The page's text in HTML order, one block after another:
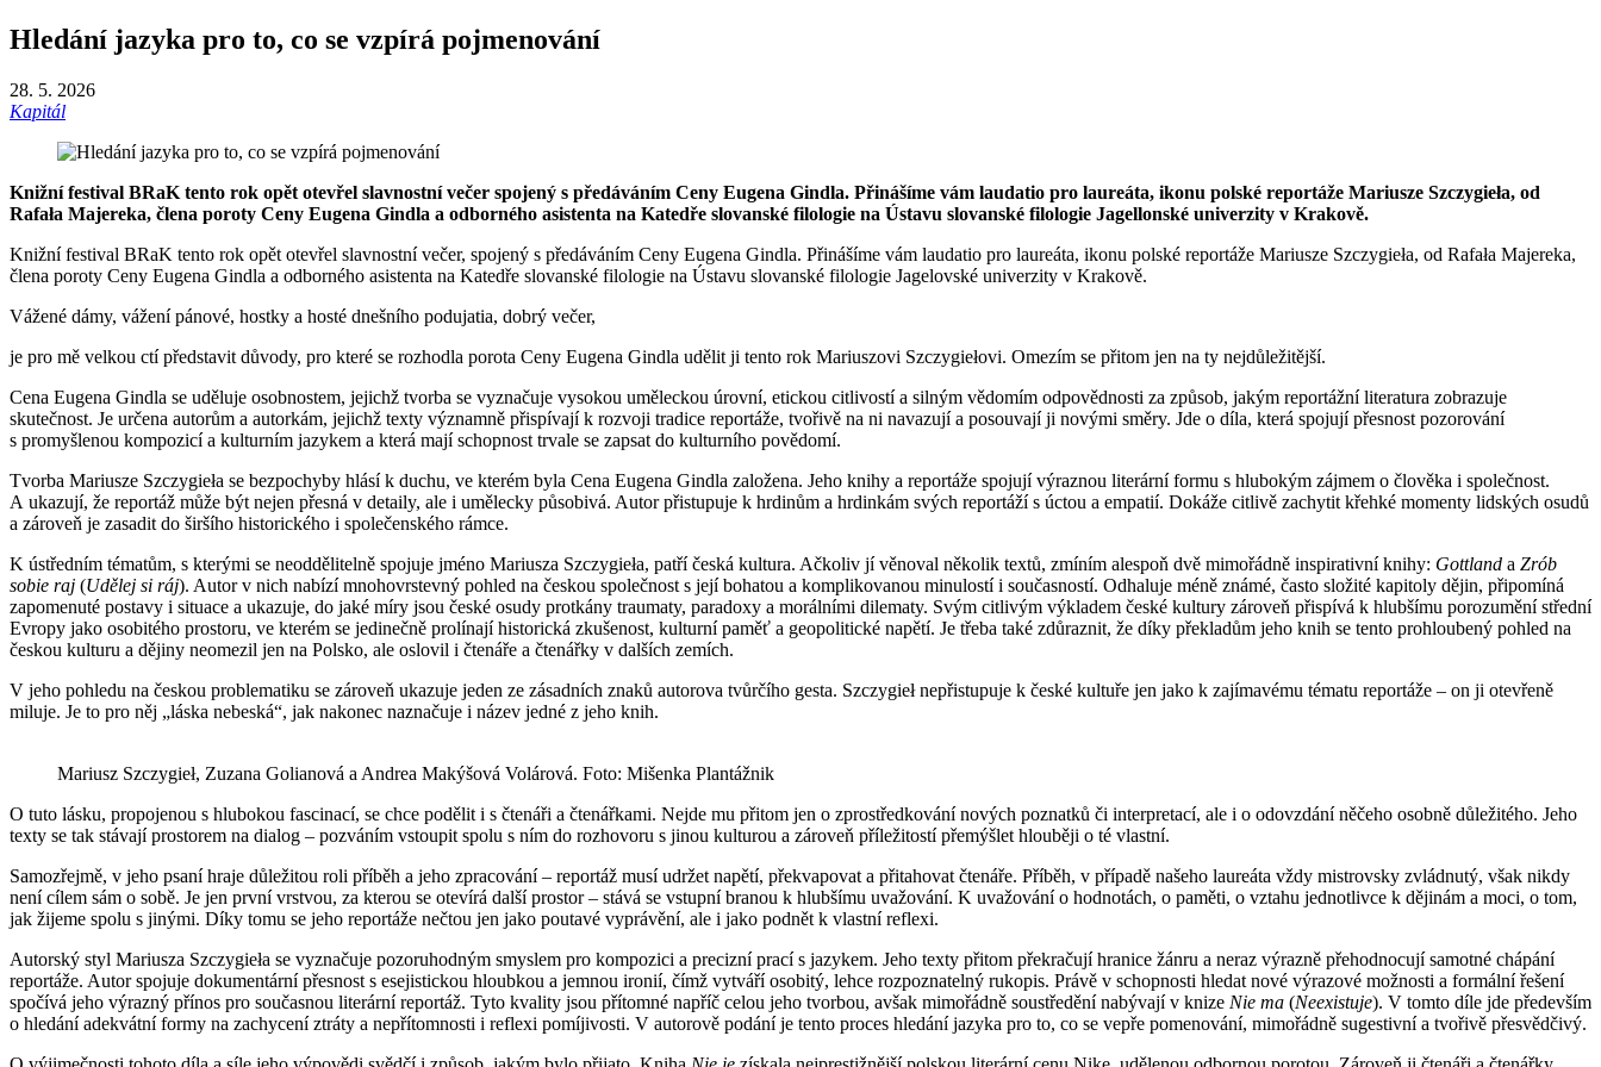
Hledání jazyka pro to, co se vzpírá pojmenování
28. 5. 2026
Kapitál
Knižní festival BRaK tento rok opět otevřel slavnostní večer spojený s předáváním Ceny Eugena Gindla. Přinášíme vám laudatio pro laureáta, ikonu polské reportáže Mariusze Szczygieła, od
Rafała Majereka, člena poroty Ceny Eugena Gindla a odborného asistenta na Katedře slovanské filologie na Ústavu slovanské filologie Jagellonské univerzity v Krakově.
Knižní festival BRaK tento rok opět otevřel slavnostní večer, spojený s předáváním Ceny Eugena Gindla. Přinášíme vám laudatio pro laureáta, ikonu polské reportáže Mariusze Szczygieła, od Rafała Majereka,
člena poroty Ceny Eugena Gindla a odborného asistenta na Katedře slovanské filologie na Ústavu slovanské filologie Jagelovské univerzity v Krakově.
Vážené dámy, vážení pánové, hostky a hosté dnešního podujatia, dobrý večer,
je pro mě velkou ctí představit důvody, pro které se rozhodla porota Ceny Eugena Gindla udělit ji tento rok Mariuszovi Szczygiełovi. Omezím se přitom jen na ty nejdůležitější.
Cena Eugena Gindla se uděluje osobnostem, jejichž tvorba se vyznačuje vysokou uměleckou úrovní, etickou citlivostí a silným vědomím odpovědnosti za způsob, jakým reportážní literatura zobrazuje
skutečnost. Je určena autorům a autorkám, jejichž texty významně přispívají k rozvoji tradice reportáže, tvořivě na ni navazují a posouvají ji novými směry. Jde o díla, která spojují přesnost pozorování
s promyšlenou kompozicí a kulturním jazykem a která mají schopnost trvale se zapsat do kulturního povědomí.
Tvorba Mariusze Szczygieła se bezpochyby hlásí k duchu, ve kterém byla Cena Eugena Gindla založena. Jeho knihy a reportáže spojují výraznou literární formu s hlubokým zájmem o člověka i společnost.
A ukazují, že reportáž může být nejen přesná v detaily, ale i umělecky působivá. Autor přistupuje k hrdinům a hrdinkám svých reportáží s úctou a empatií. Dokáže citlivě zachytit křehké momenty lidských osudů
a zároveň je zasadit do širšího historického i společenského rámce.
K ústředním tématům, s kterými se neoddělitelně spojuje jméno Mariusza Szczygieła, patří česká kultura. Ačkoliv jí věnoval několik textů, zmíním alespoň dvě mimořádně inspirativní knihy: Gottland a Zrób
sobie raj (Udělej si ráj). Autor v nich nabízí mnohovrstevný pohled na českou společnost s její bohatou a komplikovanou minulostí i současností. Odhaluje méně známé, často složité kapitoly dějin, připomíná
zapomenuté postavy i situace a ukazuje, do jaké míry jsou české osudy protkány traumaty, paradoxy a morálními dilematy. Svým citlivým výkladem české kultury zároveň přispívá k hlubšímu porozumění střední
Evropy jako osobitého prostoru, ve kterém se jedinečně prolínají historická zkušenost, kulturní paměť a geopolitické napětí. Je třeba také zdůraznit, že díky překladům jeho knih se tento prohloubený pohled na
českou kulturu a dějiny neomezil jen na Polsko, ale oslovil i čtenáře a čtenářky v dalších zemích.
V jeho pohledu na českou problematiku se zároveň ukazuje jeden ze zásadních znaků autorova tvůrčího gesta. Szczygieł nepřistupuje k české kultuře jen jako k zajímavému tématu reportáže – on ji otevřeně
miluje. Je to pro něj „láska nebeská“, jak nakonec naznačuje i název jedné z jeho knih.
Mariusz Szczygieł, Zuzana Golianová a Andrea Makýšová Volárová. Foto: Mišenka Plantážnik
O tuto lásku, propojenou s hlubokou fascinací, se chce podělit i s čtenáři a čtenářkami. Nejde mu přitom jen o zprostředkování nových poznatků či interpretací, ale i o odovzdání něčeho osobně důležitého. Jeho
texty se tak stávají prostorem na dialog – pozváním vstoupit spolu s ním do rozhovoru s jinou kulturou a zároveň příležitostí přemýšlet hlouběji o té vlastní.
Samozřejmě, v jeho psaní hraje důležitou roli příběh a jeho zpracování – reportáž musí udržet napětí, překvapovat a přitahovat čtenáře. Příběh, v případě našeho laureáta vždy mistrovsky zvládnutý, však nikdy
není cílem sám o sobě. Je jen první vrstvou, za kterou se otevírá další prostor – stává se vstupní branou k hlubšímu uvažování. K uvažování o hodnotách, o paměti, o vztahu jednotlivce k dějinám a moci, o tom,
jak žijeme spolu s jinými. Díky tomu se jeho reportáže nečtou jen jako poutavé vyprávění, ale i jako podnět k vlastní reflexi.
Autorský styl Mariusza Szczygieła se vyznačuje pozoruhodným smyslem pro kompozici a precizní prací s jazykem. Jeho texty přitom překračují hranice žánru a neraz výrazně přehodnocují samotné chápání
reportáže. Autor spojuje dokumentární přesnost s esejistickou hloubkou a jemnou ironií, čímž vytváří osobitý, lehce rozpoznatelný rukopis. Právě v schopnosti hledat nové výrazové možnosti a formální řešení
spočívá jeho výrazný přínos pro současnou literární reportáž. Tyto kvality jsou přítomné napříč celou jeho tvorbou, avšak mimořádně soustředění nabývají v knize Nie ma (Neexistuje). V tomto díle jde především
o hledání adekvátní formy na zachycení ztráty a nepřítomnosti i reflexi pomíjivosti. V autorově podání je tento proces hledání jazyka pro to, co se vepře pomenování, mimořádně sugestivní a tvořivě přesvědčivý.